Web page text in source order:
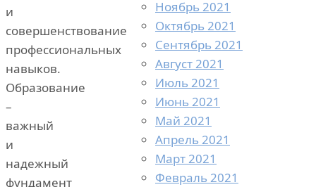
и
совершенствование
профессиональных
навыков.
Образование
–
важный
и
надежный
фундамент
Ноябрь 2021
Октябрь 2021
Сентябрь 2021
Август 2021
Июль 2021
Июнь 2021
Май 2021
Апрель 2021
Март 2021
Февраль 2021